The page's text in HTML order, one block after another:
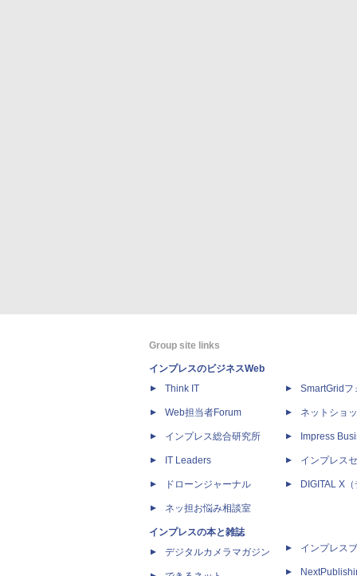
Group site links
インプレスのビジネスWeb
Think IT
Web担当者Forum
インプレス総合研究所
IT Leaders
ドローンジャーナル
ネッ担お悩み相談室
インプレスの本と雑誌
デジタルカメラマガジン
SmartGridフ
ネットショ
Impress
インプレス
DIGITAL X
インプレス